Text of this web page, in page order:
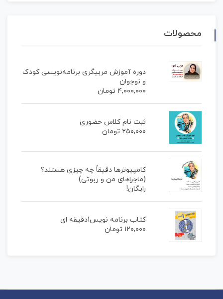
محصولات
دوره آموزش مربیگری برنامه‌نویسی کودک
و نوجوان
۴,۰۰۰,۰۰۰ تومان
ثبت نام کلاس حضوری
۲۵۰,۰۰۰ تومان
کامپیوترها دقیقاً چه چیزی هستند؟
(ماجراهای من و ربوتی)
رایگان!
کتاب برنامه نویس1دقیقه ای
۱۲۰,۰۰۰ تومان